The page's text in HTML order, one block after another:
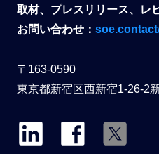
取材、プレスリリース、レ
お問い合わせ：
〒163-0590
東京都新宿区西新宿1-26-2